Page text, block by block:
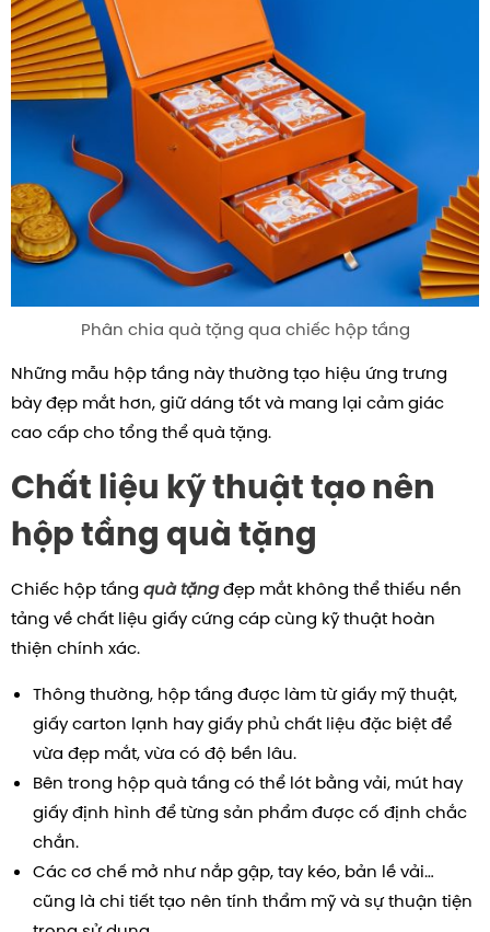
Phân chia quà tặng qua chiếc hộp tầng
Những mẫu hộp tầng này thường tạo hiệu ứng trưng
bày đẹp mắt hơn, giữ dáng tốt và mang lại cảm giác
cao cấp cho tổng thể quà tặng.
Chất liệu kỹ thuật tạo nên
hộp tầng quà tặng
Chiếc hộp tầng quà tặngđẹp mắt không thể thiếu nền
tảng về chất liệu giấy cứng cáp cùng kỹ thuật hoàn
thiện chính xác.
Thông thường, hộp tầng được làm từ giấy mỹ thuật,
giấy carton lạnh hay giấy phủ chất liệu đặc biệt để
vừa đẹp mắt, vừa có độ bền lâu.
Bên trong hộp quà tầng có thể lót bằng vải, mút hay
giấy định hình để từng sản phẩm được cố định chắc
chắn.
Các cơ chế mở như nắp gập, tay kéo, bản lề vải…
cũng là chi tiết tạo nên tính thẩm mỹ và sự thuận tiện